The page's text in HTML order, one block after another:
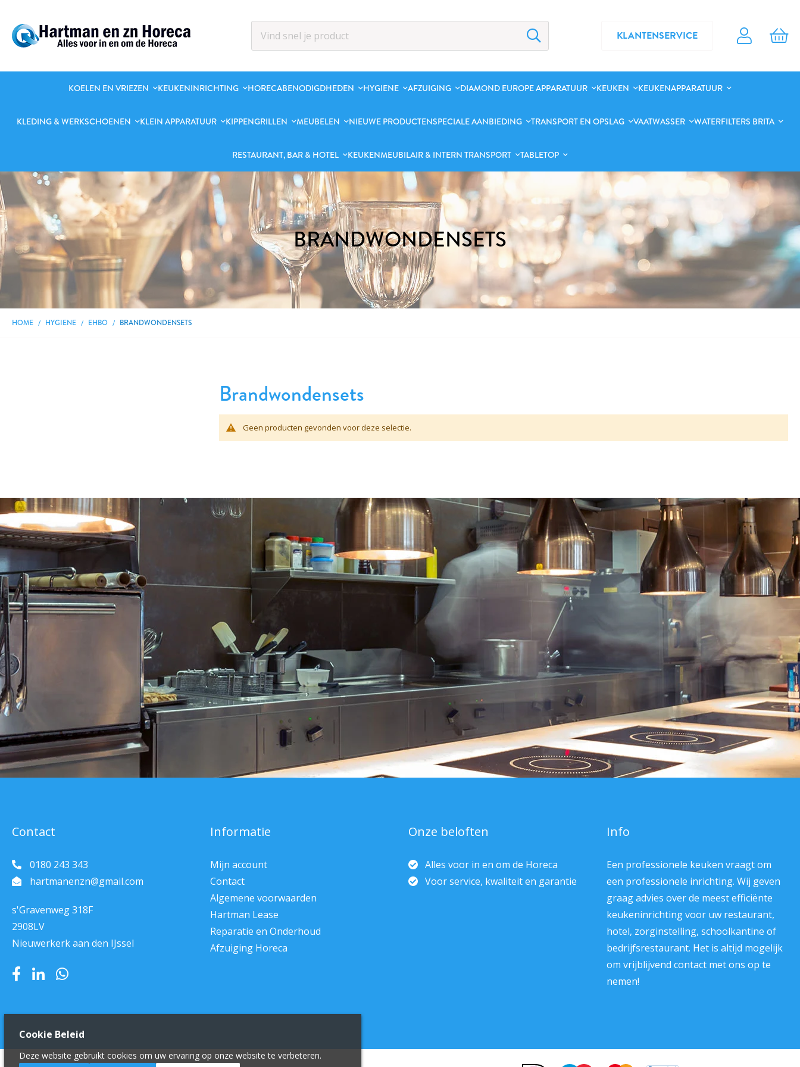
KLANTENSERVICE
KOELEN EN VRIEZEN KEUKENINRICHTING HORECABENODIGDHEDEN HYGIENE AFZUIGING DIAMOND EUROPE APPARATUUR KEUKEN KEUKENAPPARATUUR
KLEDING & WERKSCHOENEN KLEIN APPARATUUR KIPPENGRILLEN MEUBELEN NIEUWE PRODUCTENSPECIALE AANBIEDING TRANSPORT EN OPSLAG VAATWASSER WATERFILTERS BRITA
RESTAURANT, BAR & HOTEL KEUKENMEUBILAIR & INTERN TRANSPORT TABLETOP
BRANDWONDENSETS
HOME HYGIENE EHBO BRANDWONDENSETS
Brandwondensets
Geen producten gevonden voor deze selectie.
Contact
0180 243 343
hartmanenzn@gmail.com
s'Gravenweg 318F
2908LV
Nieuwerkerk aan den IJssel
Informatie
Mijn account
Contact
Algemene voorwaarden
Hartman Lease
Reparatie en Onderhoud
Afzuiging Horeca
Onze beloften
Alles voor in en om de Horeca
Voor service, kwaliteit en garantie
Info
Een professionele keuken vraagt om
een professionele inrichting. Wij geven
graag advies over de meest efficiënte
keukeninrichting voor uw restaurant,
hotel, zorginstelling, schoolkantine of
bedrijfsrestaurant. Het is altijd mogelijk
om vrijblijvend contact met ons op te
nemen!
Cookie Beleid
Deze website gebruikt cookies om uw ervaring op onze website te verbeteren.